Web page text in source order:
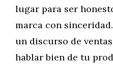
lugar para ser
marca con
un discurso de
hablar bien de tu